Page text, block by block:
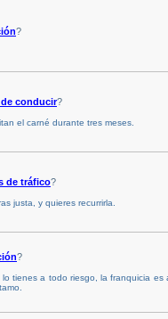
?
conducir?
el carné durante tres meses.
de tráfico?
justa, y quieres recurrirla.
?
tienes a todo riesgo, la franquicia es